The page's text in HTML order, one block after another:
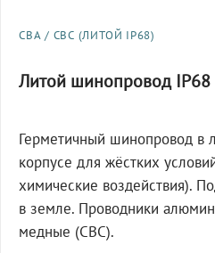
СВА / СВС (ЛИТОЙ IP68)
Литой шинопровод IP68
Герметичный шинопровод в
корпусе для жёстких
химические воздействия).
в земле. Проводники
медные (СВС).